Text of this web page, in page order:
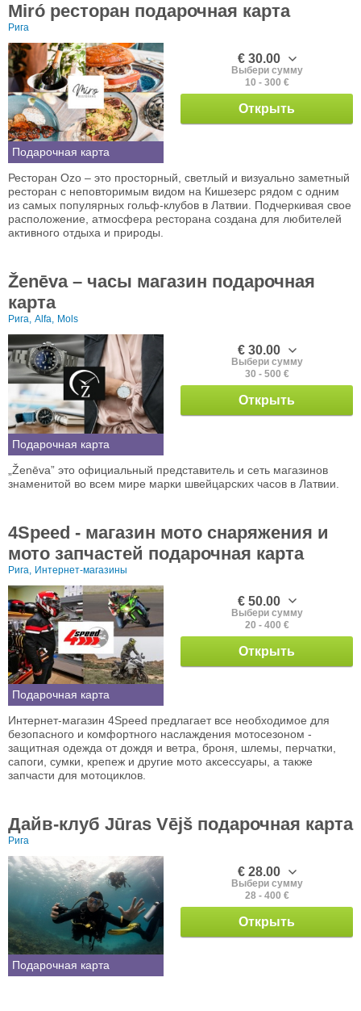
Miró ресторан подарочная карта
Рига
Подарочная карта
€ 30.00
Выбери сумму
10 - 300 €
Открыть
Ресторан Ozo – это просторный, светлый и визуально заметный
ресторан с неповторимым видом на Кишезерс рядом с одним
из самых популярных гольф-клубов в Латвии. Подчеркивая свое
расположение, атмосфера ресторана создана для любителей
активного отдыха и природы.
Ženēva – часы магазин подарочная
карта
Рига, Alfa, Mols
Подарочная карта
€ 30.00
Выбери сумму
30 - 500 €
Открыть
„Ženēva” это официальный представитель и сеть магазинов
знаменитой во всем мире марки швейцарских часов в Латвии.
4Speed - магазин мото снаряжения и
мото запчастей подарочная карта
Рига, Интернет-магазины
Подарочная карта
€ 50.00
Выбери сумму
20 - 400 €
Открыть
Интернет-магазин 4Speed предлагает все необходимое для
безопасного и комфортного наслаждения мотосезоном -
защитная одежда от дождя и ветра, броня, шлемы, перчатки,
сапоги, сумки, крепеж и другие мото аксессуары, а также
запчасти для мотоциклов.
Дайв-клуб Jūras Vējš подарочная карта
Рига
Подарочная карта
€ 28.00
Выбери сумму
28 - 400 €
Открыть